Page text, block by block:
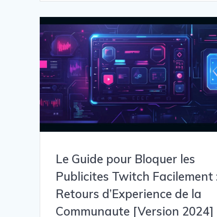
Le Guide pour Bloquer les
Publicites Twitch Facilement
Retours d’Experience de la
Communaute [Version 2024]